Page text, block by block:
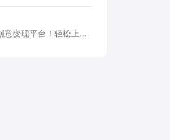
中文知识与创意变现平台！轻松上架电子书、课程、数字产品、软件、游戏、咨询服务等等，边分享边赚钱